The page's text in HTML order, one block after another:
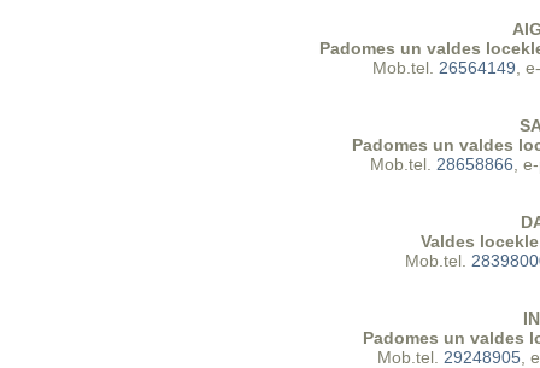
Padomes un valdes
Mob.tel. 26564149 ,
Padomes un valdes
Mob.tel. 28658866 ,
Valdes
Mob.tel.
Padomes un valdes
Mob.tel. 29248905 ,